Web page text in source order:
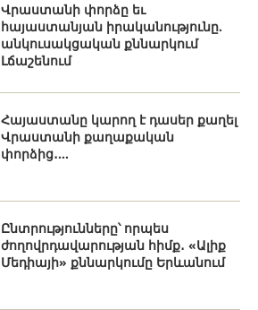
Վրաստանի փորձը եւ
հայաստանյան իրականությունը.
անկուսակցական քննարկում
Լճաշենում
Հայաստանը կարող է դասեր քաղել
Վրաստանի քաղաքական
փորձից․...
Ընտրությունները՝ որպես
ժողովրդավարության հիմք․ «Ալիք
Մեդիայի» քննարկումը Երևանում